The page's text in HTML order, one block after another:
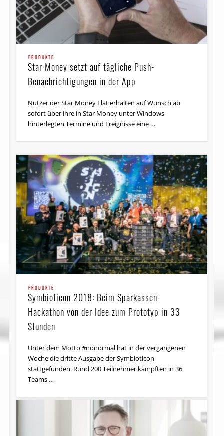
PRODUKTE
Star Money setzt auf tägliche Push-
Benachrichtigungen in der App
Nutzer der Star Money Flat erhalten auf Wunsch ab
sofort über ihre in Star Money unter Windows
hinterlegten Termine und Ereignisse eine …
PRODUKTE
Symbioticon 2018: Beim Sparkassen-
Hackathon von der Idee zum Prototyp in 33
Stunden
Unter dem Motto #nonormal hat in der vergangenen
Woche die dritte Ausgabe der Symbioticon
stattgefunden. Rund 200 Teilnehmer kämpften in 36
Teams …